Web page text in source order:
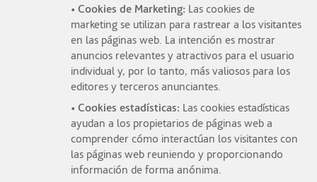
• Cookies de Marketing: Las cookies de
marketing se utilizan para rastrear a los visitantes
en las páginas web. La intención es mostrar
anuncios relevantes y atractivos para el usuario
individual y, por lo tanto, más valiosos para los
editores y terceros anunciantes.
• Cookies estadísticas: Las cookies estadísticas
ayudan a los propietarios de páginas web a
comprender cómo interactúan los visitantes con
las páginas web reuniendo y proporcionando
información de forma anónima.